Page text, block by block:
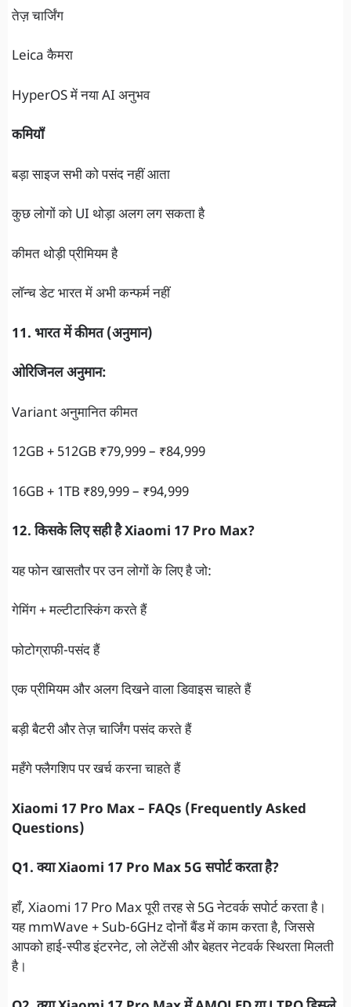
तेज़ चार्जिंग
Leica कैमरा
HyperOS में नया AI अनुभव
कमियाँ
बड़ा साइज सभी को पसंद नहीं आता
कुछ लोगों को UI थोड़ा अलग लग सकता है
कीमत थोड़ी प्रीमियम है
लॉन्च डेट भारत में अभी कन्फर्म नहीं
11. भारत में कीमत (अनुमान)
ओरिजिनल अनुमान:
Variant अनुमानित कीमत
12GB + 512GB ₹79,999 – ₹84,999
16GB + 1TB ₹89,999 – ₹94,999
12. किसके लिए सही है Xiaomi 17 Pro Max?
यह फोन खासतौर पर उन लोगों के लिए है जो:
गेमिंग + मल्टीटास्किंग करते हैं
फोटोग्राफी-पसंद हैं
एक प्रीमियम और अलग दिखने वाला डिवाइस चाहते हैं
बड़ी बैटरी और तेज़ चार्जिंग पसंद करते हैं
महँगे फ्लैगशिप पर खर्च करना चाहते हैं
Xiaomi 17 Pro Max – FAQs (Frequently Asked
Questions)
Q1. क्या Xiaomi 17 Pro Max 5G सपोर्ट करता है?
हाँ, Xiaomi 17 Pro Max पूरी तरह से 5G नेटवर्क सपोर्ट करता है।
यह mmWave + Sub-6GHz दोनों बैंड में काम करता है, जिससे
आपको हाई-स्पीड इंटरनेट, लो लेटेंसी और बेहतर नेटवर्क स्थिरता मिलती
है।